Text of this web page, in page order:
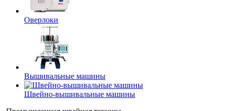
Оверлоки
Вышивальные машины
Швейно-вышивальные машины